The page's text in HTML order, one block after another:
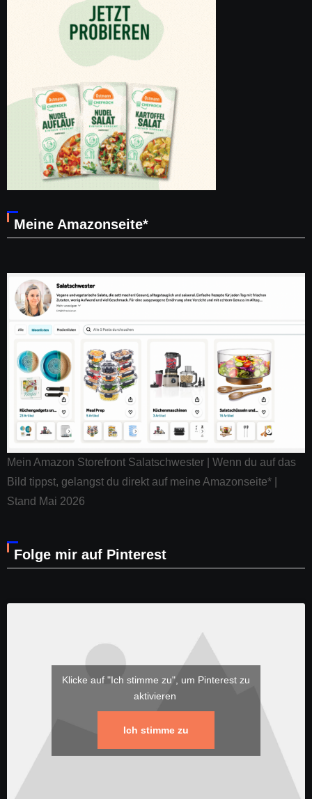
Meine Amazonseite*
Mein Amazon Storefront Salatschwester | Wenn du auf das
Bild tippst, gelangst du direkt auf meine Amazonseite* |
Stand Mai 2026
Folge mir auf Pinterest
Klicke auf "Ich stimme zu", um Pinterest zu
aktivieren
Ich stimme zu